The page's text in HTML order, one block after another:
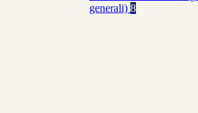
generali) 8